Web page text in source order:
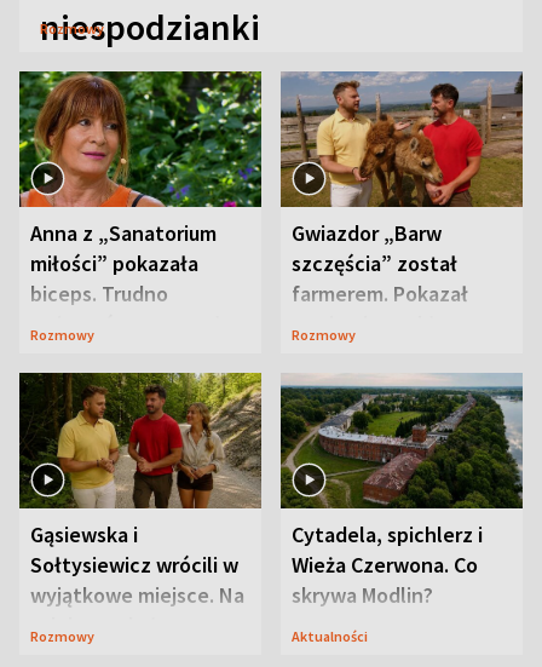
niespodzianki
Rozmowy
Anna z „Sanatorium
miłości” pokazała
biceps. Trudno
uwierzyć, co przeszła
Rozmowy
Gwiazdor „Barw
szczęścia” został
farmerem. Pokazał
swoje niezwykłe
Rozmowy
Gąsiewska i
Sołtysiewicz wrócili w
wyjątkowe miejsce. Na
szlaku czekał
Rozmowy
Cytadela, spichlerz i
Wieża Czerwona. Co
skrywa Modlin?
Aktualności